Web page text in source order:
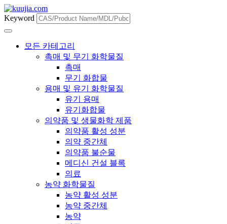
Keyword
모든 카테고리
촉매 및 무기 화학물질
촉매
무기 화합물
용매 및 유기 화학물질
유기 용매
유기화합물
의약품 및 생물화학 제품
의약품 활성 성분
의약 중간체
의약품 불순물
메디신 건설 블록
의료
농약 화학물질
농약 활성 성분
농약 중간체
농약